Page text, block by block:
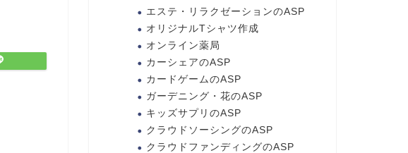
エステ・リラクゼーションのASP
オリジナルTシャツ作成
オンライン薬局
カーシェアのASP
カードゲームのASP
ガーデニング・花のASP
キッズサプリのASP
クラウドソーシングのASP
クラウドファンディングのASP